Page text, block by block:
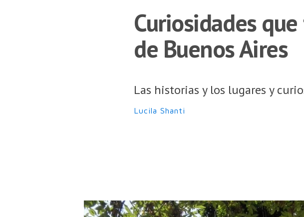
Curiosidades
de Buenos Aires
Las historias y los lugares y
Lucila Shanti